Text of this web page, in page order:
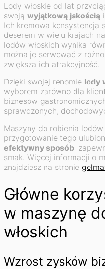
Lody włoskie od lat
swoją wyjątkową jakością
Ich kremowa konsystencja
deserem w wielu krajach
lodów włoskich wynika
można je serwować z
zwiększa ich atrakcyjność.
Dzięki swojej renomie lody
wyborem zarówno dla
biznesów
sprawdzonych,
Maszyny do robienia lodów
przygotowanie tego
efektywny sposób,
smak. Więcej informacji o
znajdziesz na stronie
Główne
w maszynę
włoskich
Wzrost zysków